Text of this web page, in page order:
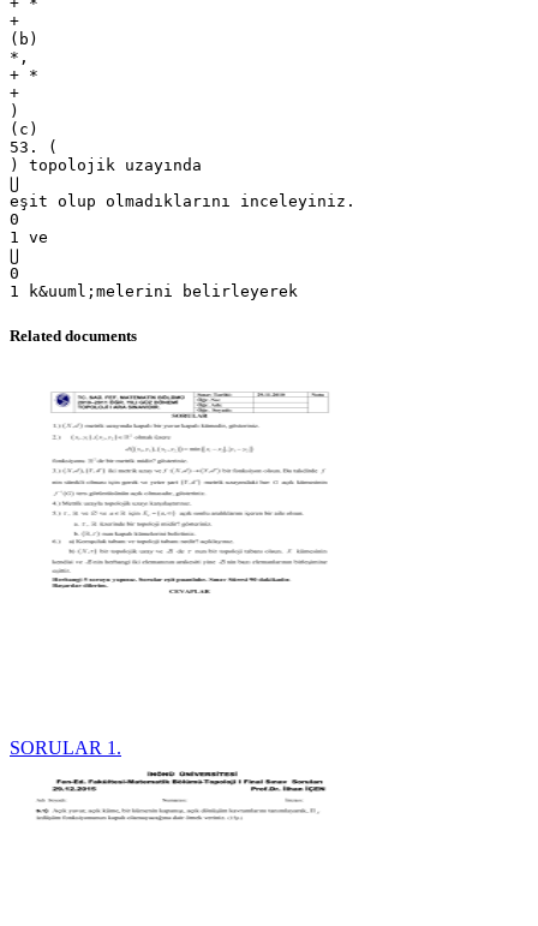
+
(b)
*,
+ *
+
)
(c)
53. (
) topolojik uzayında
⋃
eşit olup olmadıklarını inceleyiniz.
0
1 ve
⋃
0
Related documents
SORULAR 1.